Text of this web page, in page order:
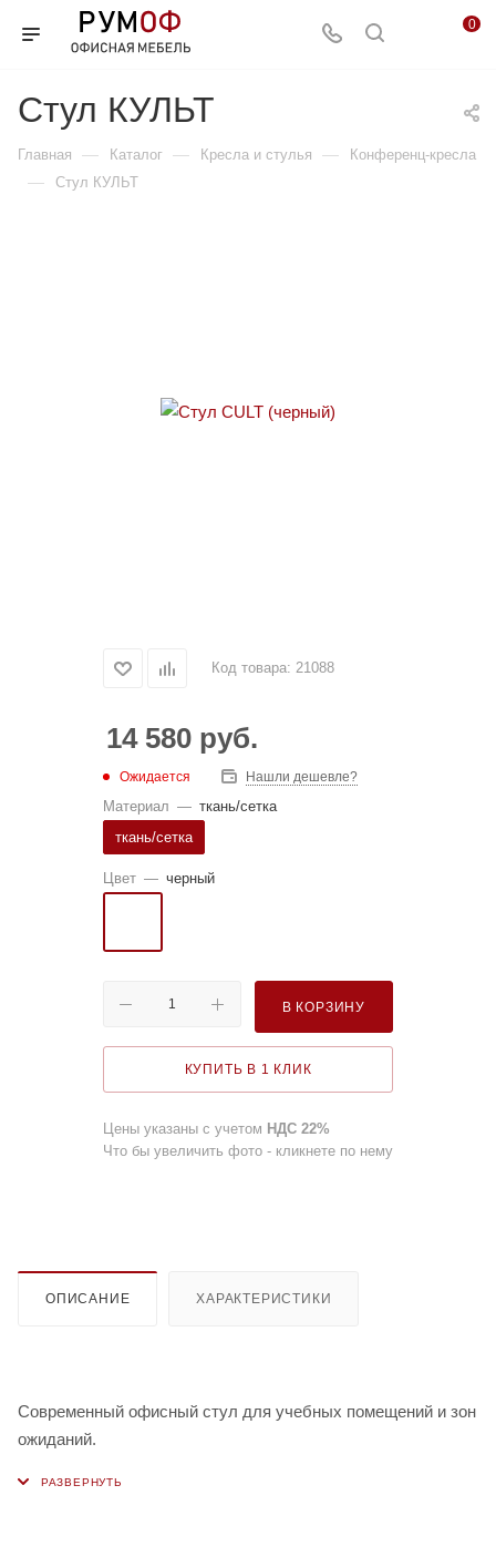
0
Стул КУЛЬТ
Главная — Каталог — Кресла и стулья — Конференц-кресла
— Стул КУЛЬТ
Код товара: 21088
14 580 руб.
Ожидается Нашли дешевле?
Материал — ткань/сетка
ткань/сетка
Цвет — черный
В КОРЗИНУ
КУПИТЬ В 1 КЛИК
Цены указаны с учетом НДС 22%
Что бы увеличить фото - кликнете по нему
ОПИСАНИЕ ХАРАКТЕРИСТИКИ
Современный офисный стул для учебных помещений и зон
ожиданий.